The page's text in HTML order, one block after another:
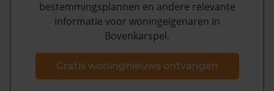
bestemmingsplannen en andere relevante
informatie voor woningeigenaren in
Bovenkarspel.
Gratis woningnieuws ontvangen